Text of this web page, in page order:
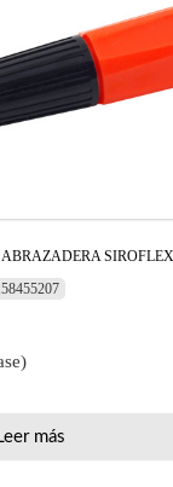
Leer más